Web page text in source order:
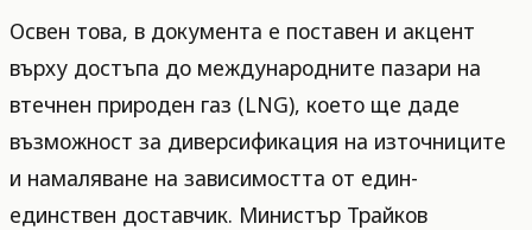
Освен това, в документа е поставен и акцент
върху достъпа до международните пазари на
втечнен природен газ (LNG), което ще даде
възможност за диверсификация на източниците
и намаляване на зависимостта от един-
единствен доставчик. Министър Трайков